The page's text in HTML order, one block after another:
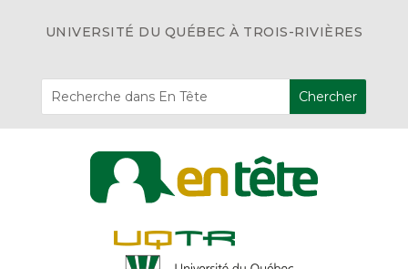
UNIVERSITÉ DU QUÉBEC À TROIS-RIVIÈRES